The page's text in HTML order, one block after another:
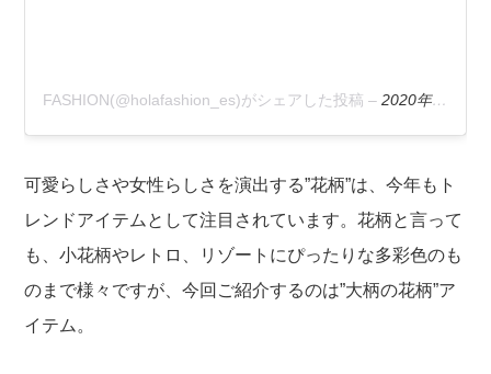
FASHION(@holafashion_es)がシェアした投稿 –2020年 6月月30日午前4時45分PDT
可愛らしさや女性らしさを演出する”花柄”は、今年もト
レンドアイテムとして注目されています。花柄と言って
も、小花柄やレトロ、リゾートにぴったりな多彩色のも
のまで様々ですが、今回ご紹介するのは”大柄の花柄”ア
イテム。